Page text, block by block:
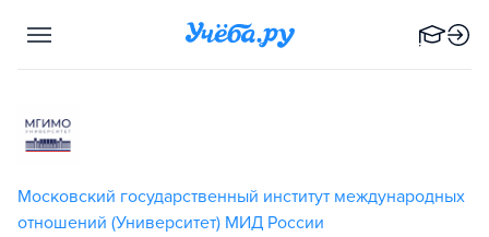
Московский государственный институт международных
отношений (Университет) МИД России